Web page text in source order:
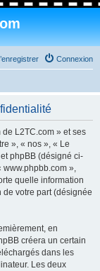
Connexion
L2TC.com » et ses
», « nos », « Le
phpBB (désigné ci-
www.phpbb.com »,
quelle information
de votre part (désignée
en
créera un certain
dans les
Les deux